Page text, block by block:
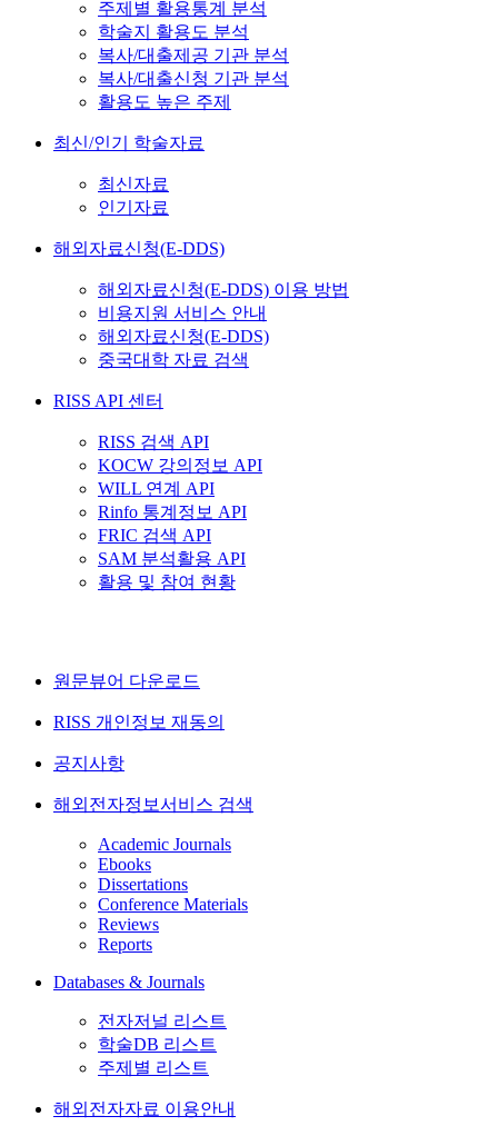
주제별 활용통계 분석
학술지 활용도 분석
복사/대출제공 기관 분석
복사/대출신청 기관 분석
활용도 높은 주제
최신/인기 학술자료
최신자료
인기자료
해외자료신청(E-DDS)
해외자료신청(E-DDS) 이용 방법
비용지원 서비스 안내
해외자료신청(E-DDS)
중국대학 자료 검색
RISS API 센터
RISS 검색 API
KOCW 강의정보 API
WILL 연계 API
Rinfo 통계정보 API
FRIC 검색 API
SAM 분석활용 API
활용 및 참여 현황
원문뷰어 다운로드
RISS 개인정보 재동의
공지사항
해외전자정보서비스 검색
Academic Journals
Ebooks
Dissertations
Conference Materials
Reviews
Reports
Databases & Journals
전자저널 리스트
학술DB 리스트
주제별 리스트
해외전자자료 이용안내